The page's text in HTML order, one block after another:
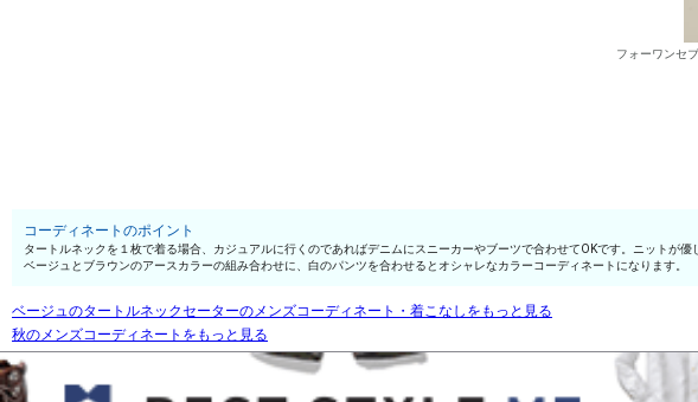
フォーワンセ
コーディネートのポイント
タートルネックを１枚で着る場合、カジュアルに行くのであればデニムにスニーカーやブーツで合わせてOKです。ニットが
ベージュとブラウンのアースカラーの組み合わせに、白のパンツを合わせるとオシャレなカラーコーディネートになります。
ベージュのタートルネックセーターのメンズコーディネート・着こなしをもっと見る
秋のメンズコーディネートをもっと見る